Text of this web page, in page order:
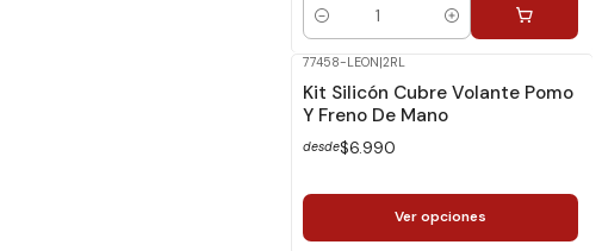
Cantidad
77458-LEON|2RL
Kit Silicón Cubre Volante Pomo
Y Freno De Mano
desde$6.990
Ver opciones